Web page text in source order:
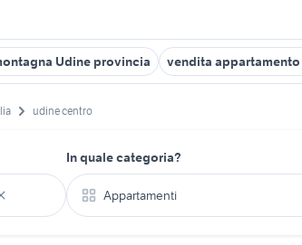
Udine provincia vendita
udine centro
In quale categoria?
Appartamenti